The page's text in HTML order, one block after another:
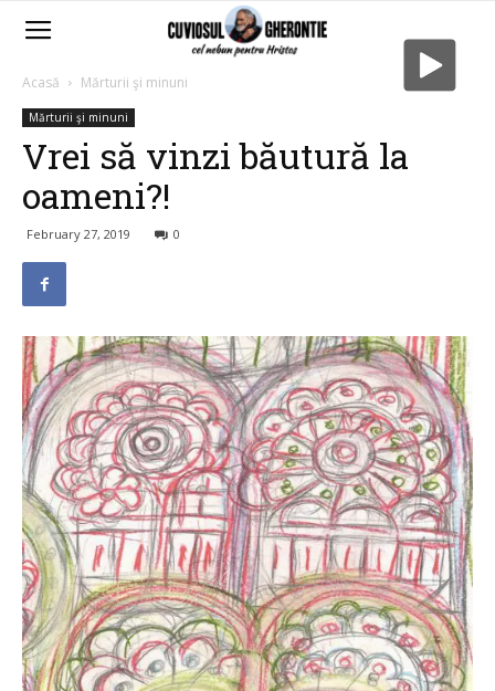
Acasă Mărturii şi minuni
Mărturii şi minuni
Vrei să vinzi băutură la
oameni?!
February 27, 2019 0